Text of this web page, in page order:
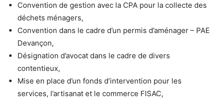
Convention de gestion avec la CPA pour la collecte des
déchets ménagers,
Convention dans le cadre d’un permis d’aménager – PAE
Devançon,
Désignation d’avocat dans le cadre de divers
contentieux,
Mise en place d’un fonds d’intervention pour les
services, l’artisanat et le commerce FISAC,